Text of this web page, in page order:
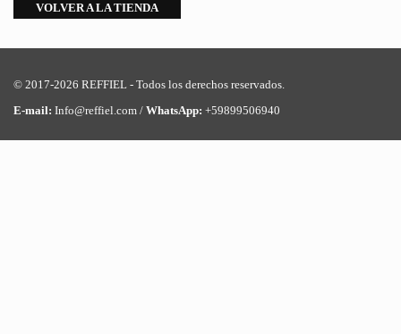
VOLVER A LA TIENDA
© 2017-2026 REFFIEL - Todos los derechos reservados.
E-mail: Info@reffiel.com / WhatsApp: +59899506940